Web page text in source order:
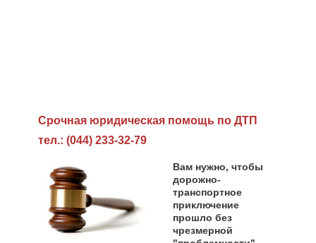
Cрочная юридическая помощь по ДТП
тел.: (044) 233-32-79
Вам нужно, чтобы
дорожно-
транспортное
приключение
прошло без
чрезмерной